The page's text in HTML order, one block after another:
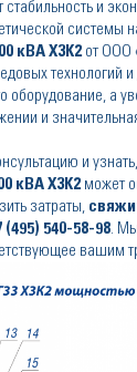
и
системы
кВА Х3К2от ООО
технологий и
оборудование, а
и
и
кВА Х3К2может
затраты,
540-58-98.
вашим